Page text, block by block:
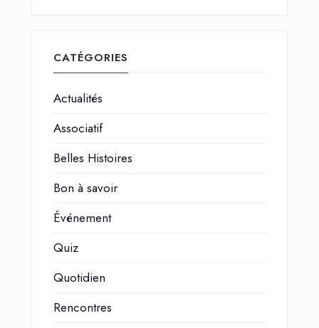
CATÉGORIES
Actualités
Associatif
Belles Histoires
Bon à savoir
Événement
Quiz
Quotidien
Rencontres